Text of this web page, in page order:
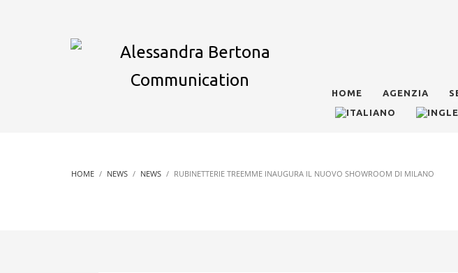
HOME AGENZIA
HOME NEWS NEWS RUBINETTERIE TREEMME INAUGURA IL NUOVO SHOWROOM DI MILANO